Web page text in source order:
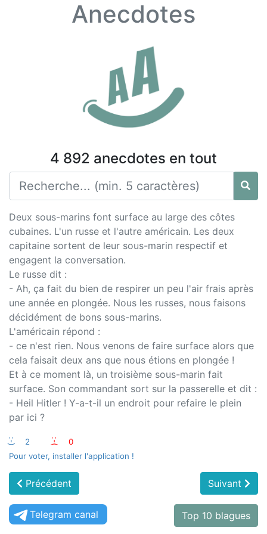
Anecdotes
4 892 anecdotes en tout
Deux sous-marins font surface au large des côtes
cubaines. L'un russe et l'autre américain. Les deux
capitaine sortent de leur sous-marin respectif et
engagent la conversation.
Le russe dit :
- Ah, ça fait du bien de respirer un peu l'air frais après
une année en plongée. Nous les russes, nous faisons
décidément de bons sous-marins.
L'américain répond :
- ce n'est rien. Nous venons de faire surface alors que
cela faisait deux ans que nous étions en plongée !
Et à ce moment là, un troisième sous-marin fait
surface. Son commandant sort sur la passerelle et dit :
- Heil Hitler ! Y-a-t-il un endroit pour refaire le plein
par ici ?
:-) 2 :-(
0
Pour voter, installer l'application !
Précédent Suivant
Telegram canal Top 10 blagues